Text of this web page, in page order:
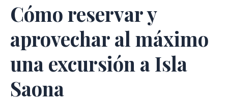
Cómo reservar y
aprovechar al máximo
una excursión a Isla
Saona